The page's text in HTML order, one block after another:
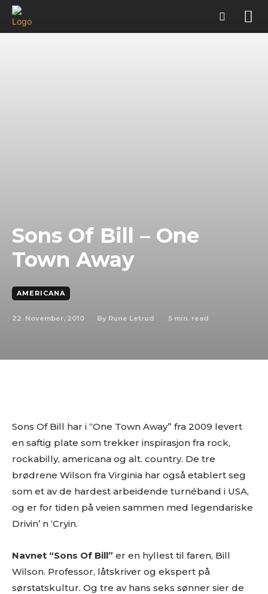
Sons Of Bill – One
Town Away
AMERICANA
22. November, 2010 By Rune Letrud 5 min. read
Sons Of Bill har i “One Town Away” fra 2009 levert
en saftig plate som trekker inspirasjon fra rock,
rockabilly, americana og alt. country. De tre
brødrene Wilson fra Virginia har også etablert seg
som et av de hardest arbeidende turnéband i USA,
og er for tiden på veien sammen med legendariske
Drivin’ n ‘Cryin.
Navnet “Sons Of Bill” er en hyllest til faren, Bill
Wilson. Professor, låtskriver og ekspert på
sørstatskultur. Og tre av hans seks sønner sier de